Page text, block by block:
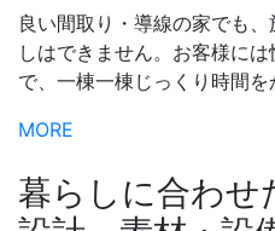
良い間取り・導線の家でも
しはできません。お客様に
で、一棟一棟じっくり時間を
MORE
暮らしに合わせ